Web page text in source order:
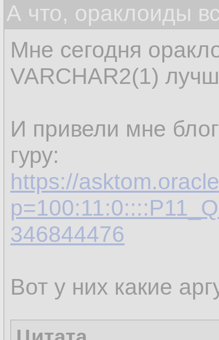
А что, ораклоиды
Мне сегодня
VARCHAR2(1)
И привели мне
гуру:
https://
346844476
Вот у них какие